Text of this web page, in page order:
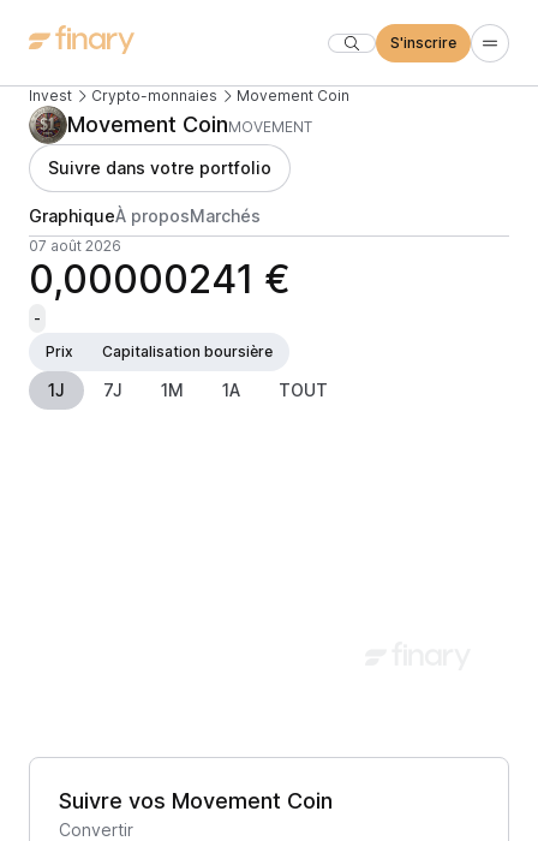
S'inscrire
Invest Crypto-monnaies Movement Coin
Movement CoinMOVEMENT
Suivre dans votre portfolio
GraphiqueÀ proposMarchés
07 août 2026
0,00000241 €
-
Prix
Capitalisation boursière
1J 7J 1M 1A TOUT
Suivre vos Movement Coin
Convertir